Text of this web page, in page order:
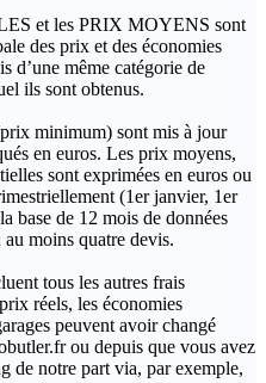
et les PRIX MOYENS sont
des prix et des économies
d’une même catégorie de
ils sont obtenus.
minimum) sont mis à jour
en euros. Les prix moyens,
sont exprimées en euros ou
(1er janvier, 1er
base de 12 mois de données
moins quatre devis.
tous les autres frais
réels, les économies
peuvent avoir changé
ou depuis que vous avez
de notre part via, par exemple,